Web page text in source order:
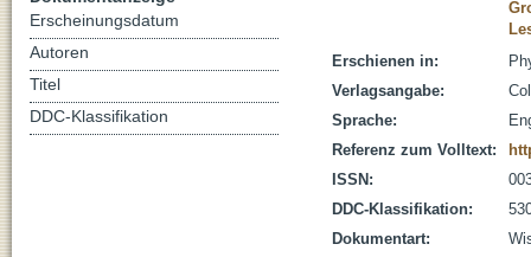
Erschienen in:
Verlagsangabe:
Sprache:
Referenz zum Volltext:
ISSN:
DDC-Klassifikation:
Dokumentart:
Erscheinungsdatum
Autoren
Titel
DDC-Klassifikation